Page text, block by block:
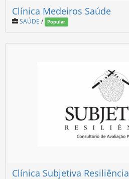
Clínica Medeiros Saúde
SAÚDE / Popular
Clínica Subjetiva Resiliência